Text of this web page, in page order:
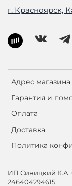
Адрес магазина
Гарантия и
Оплата
Доставка
Политика
г. Красноярск,
ИП Синицкий К.А.
246404294615